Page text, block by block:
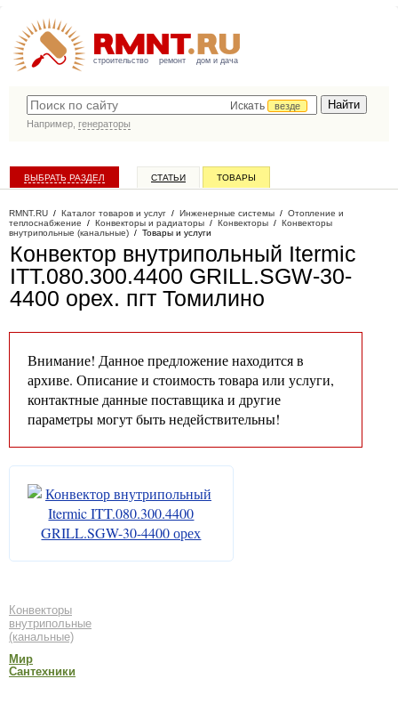
строительство ремонт дом и дача
Искать
везде
Например, генераторы
ВЫБРАТЬ РАЗДЕЛ СТАТЬИ ТОВАРЫ
RMNT.RU / Каталог товаров и услуг / Инженерные системы / Отопление и
теплоснабжение / Конвекторы и радиаторы / Конвекторы / Конвекторы
внутрипольные (канальные) / Товары и услуги
Конвектор внутрипольный Itermic
ITT.080.300.4400 GRILL.SGW-30-
4400 орех. пгт Томилино
Внимание! Данное предложение находится в
архиве. Описание и стоимость товара или услуги,
контактные данные поставщика и другие
параметры могут быть недействительны!
Конвекторы
внутрипольные
(канальные)
Мир
Сантехники